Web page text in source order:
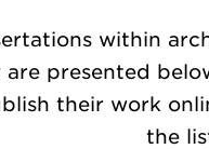
within
are presented
their work
the